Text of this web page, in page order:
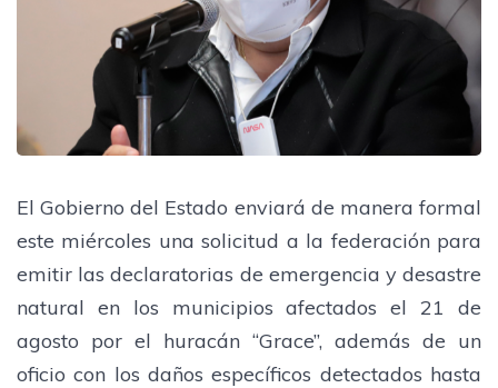
El Gobierno del Estado enviará de manera formal
este miércoles una solicitud a la federación para
emitir las declaratorias de emergencia y desastre
natural en los municipios afectados el 21 de
agosto por el huracán “Grace”, además de un
oficio con los daños específicos detectados hasta